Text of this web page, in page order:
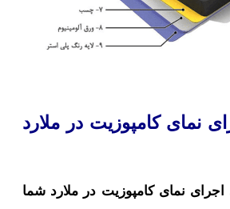
نمای کامپوزیت در ملارد
نمای کامپوزیت در ملارد شما